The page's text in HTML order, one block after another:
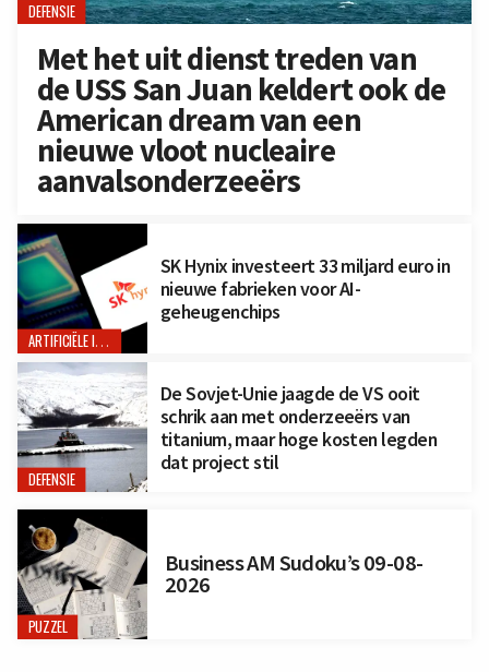
DEFENSIE
Met het uit dienst treden van
de USS San Juan keldert ook de
American dream van een
nieuwe vloot nucleaire
aanvalsonderzeeërs
ARTIFICIËLE INTELLIGENTIE
SK Hynix investeert 33 miljard euro in
nieuwe fabrieken voor AI-
geheugenchips
DEFENSIE
De Sovjet-Unie jaagde de VS ooit
schrik aan met onderzeeërs van
titanium, maar hoge kosten legden
dat project stil
PUZZEL
Business AM Sudoku’s 09-08-
2026